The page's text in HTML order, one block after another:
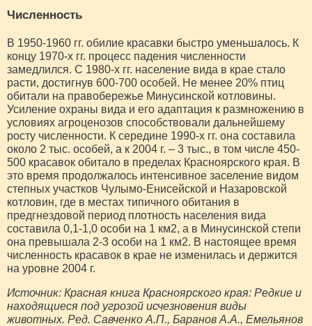
Численность
В 1950-1960 гг. обилие красавки быстро уменьшалось. К
концу 1970-х гг. процесс падения численности
замедлился. С 1980-х гг. население вида в крае стало
расти, достигнув 600-700 особей. Не менее 20% птиц
обитали на правобережье Минусинской котловины.
Усиление охраны вида и его адаптация к размножению в
условиях агроценозов способствовали дальнейшему
росту численности. К середине 1990-х гг. она составила
около 2 тыс. особей, а к 2004 г. – 3 тыс., в том числе 450-
500 красавок обитало в пределах Красноярского края. В
это время продолжалось интенсивное заселение видом
степных участков Чулымо-Енисейской и Назаровской
котловин, где в местах типичного обитания в
предгнездовой период плотность населения вида
составила 0,1-1,0 особи на 1 км2, а в Минусинской степи
она превышала 2-3 особи на 1 км2. В настоящее время
численность красавок в крае не изменилась и держится
на уровне 2004 г.
Источник: Красная книга Красноярского края: Редкие и
находящиеся под угрозой исчезновения виды
животных. Ред. Савченко А.П., Баранов А.А., Емельянов